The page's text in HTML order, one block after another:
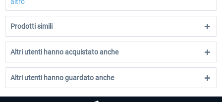
Prodotti simili
Altri utenti hanno acquistato anche
Altri utenti hanno guardato anche